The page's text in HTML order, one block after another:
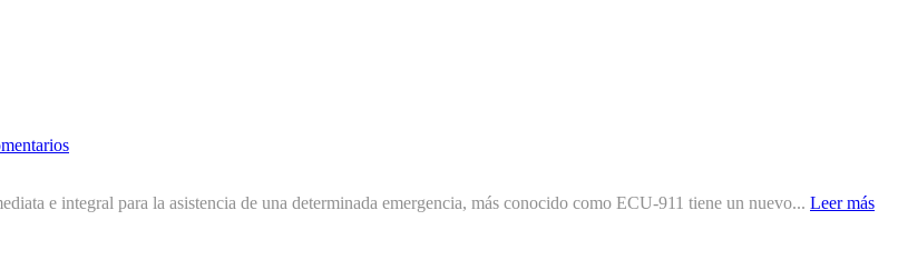
e integral para la asistencia de una determinada emergencia, más conocido como ECU-911 tiene un nuevo... Leer más